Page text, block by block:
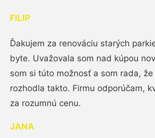
FILIP
Ďakujem za renováciu starých
byte. Uvažovala som nad kúpou
som si túto možnosť a som rada, že
rozhodla takto. Firmu odporúčam,
za rozumnú cenu.
JANA